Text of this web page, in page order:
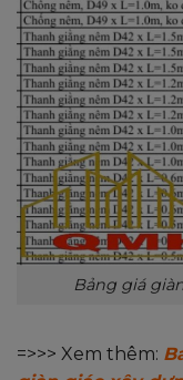
Bảng giá
=>>> Xem thêm: